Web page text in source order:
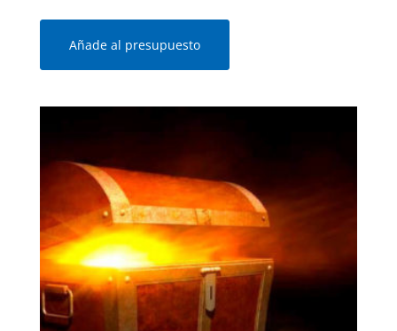
Añade al presupuesto